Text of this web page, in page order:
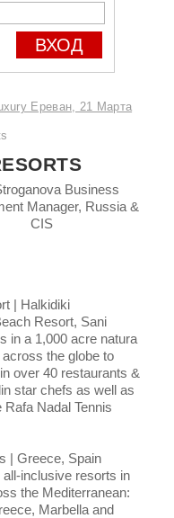
Ереван, 21 Марта
Business
Manager, Russia &
CIS
| Halkidiki
Resort, Sani
in a 1,000 acre natura
the globe to
over 40 restaurants &
star chefs as well as
Nadal Tennis
| Greece, Spain
inclusive resorts in
the Mediterranean:
Marbella and